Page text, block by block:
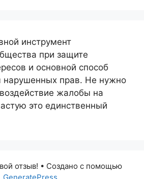
инструмент
при защите
и основной способ
нарушенных прав. Не нужно
жалобы на
это единственный
отзыв! • Создано с помощью